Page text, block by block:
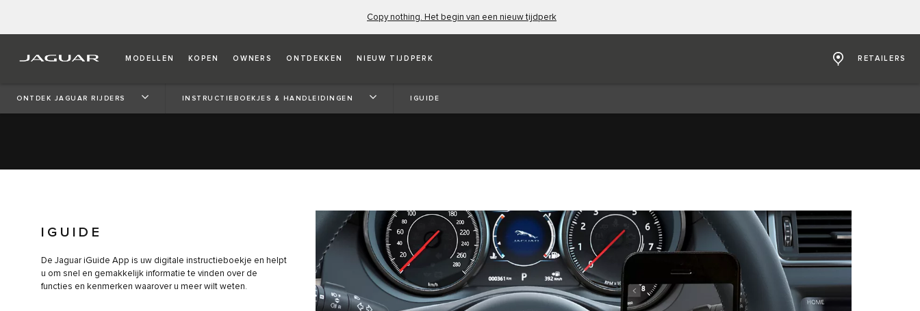
Copy nothing. Het begin van een nieuw tijdperk
MODELLEN KOPEN OWNERS ONTDEKKEN NIEUW TIJDPERK RETAILERS
ONTDEK JAGUAR RIJDERS INSTRUCTIEBOEKJES & HANDLEIDINGEN IGUIDE
IGUIDE
De Jaguar iGuide App is uw digitale instructieboekje en helpt u om uw nieuwe Jaguar snel tot in de details
IGUIDE
De Jaguar iGuide App is uw digitale instructieboekje en helpt
u om snel en gemakkelijk informatie te vinden over de
functies en kenmerken waarover u meer wilt weten.